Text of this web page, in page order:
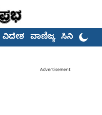
ವಿದೇಶ ವಾಣಿಜ್ಯ ಸಿನಿಮಾ
Advertisement